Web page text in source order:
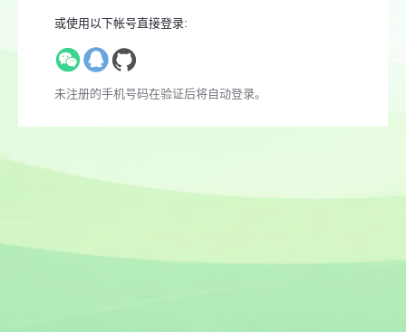
或使用以下帐号直接登录:
未注册的手机号码在验证后将自动登录。